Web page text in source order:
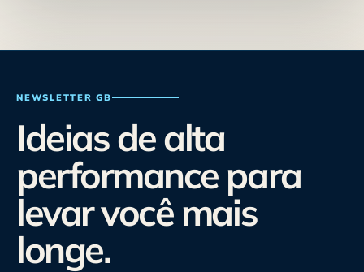
NEWSLETTER GB
Ideias de alta
performance para
levar você mais
longe.